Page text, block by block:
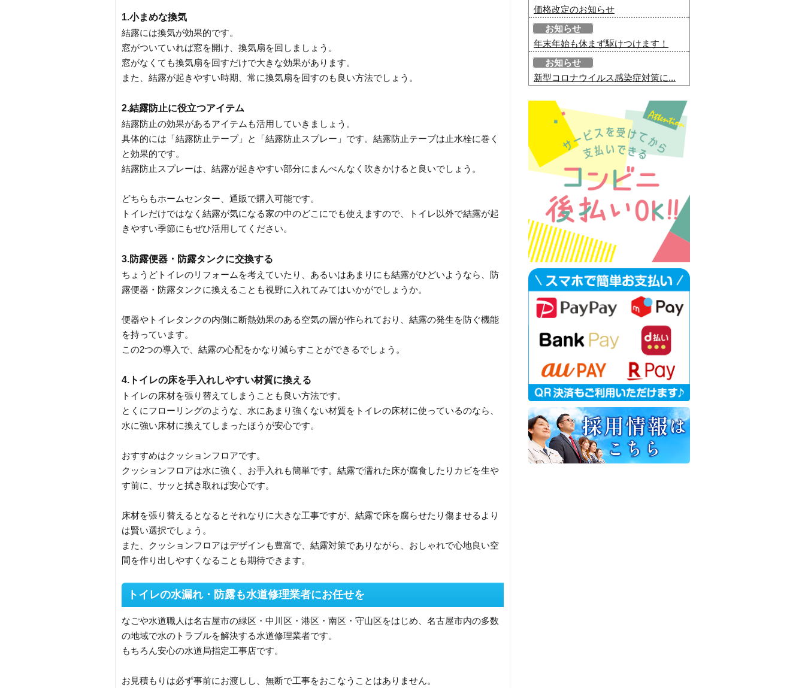
1.小まめな換気
結露には換気が効果的です。
窓がついていれば窓を開け、換気扇を回しましょう。
窓がなくても換気扇を回すだけで大きな効果があります。
また、結露が起きやすい時期、常に換気扇を回すのも良い方法でしょう。
2.結露防止に役立つアイテム
結露防止の効果があるアイテムも活用していきましょう。
具体的には「結露防止テープ」と「結露防止スプレー」です。結露防止テープは止水栓に巻く
と効果的です。
結露防止スプレーは、結露が起きやすい部分にまんべんなく吹きかけると良いでしょう。
どちらもホームセンター、通販で購入可能です。
トイレだけではなく結露が気になる家の中のどこにでも使えますので、トイレ以外で結露が起
きやすい季節にもぜひ活用してください。
3.防露便器・防露タンクに交換する
ちょうどトイレのリフォームを考えていたり、あるいはあまりにも結露がひどいようなら、防
露便器・防露タンクに換えることも視野に入れてみてはいかがでしょうか。
便器やトイレタンクの内側に断熱効果のある空気の層が作られており、結露の発生を防ぐ機能
を持っています。
この2つの導入で、結露の心配をかなり減らすことができるでしょう。
4.トイレの床を手入れしやすい材質に換える
トイレの床材を張り替えてしまうことも良い方法です。
とくにフローリングのような、水にあまり強くない材質をトイレの床材に使っているのなら、
水に強い床材に換えてしまったほうが安心です。
おすすめはクッションフロアです。
クッションフロアは水に強く、お手入れも簡単です。結露で濡れた床が腐食したりカビを生や
す前に、サッと拭き取れば安心です。
床材を張り替えるとなるとそれなりに大きな工事ですが、結露で床を腐らせたり傷ませるより
は賢い選択でしょう。
また、クッションフロアはデザインも豊富で、結露対策でありながら、おしゃれで心地良い空
間を作り出しやすくなることも期待できます。
トイレの水漏れ・防露も水道修理業者にお任せを
なごや水道職人は名古屋市の緑区・中川区・港区・南区・守山区をはじめ、名古屋市内の多数
の地域で水のトラブルを解決する水道修理業者です。
もちろん安心の水道局指定工事店です。
お見積もりは必ず事前にお渡しし、無断で工事をおこなうことはありません。
価格改定のお知らせ
お知らせ
年末年始も休まず駆けつけます！
お知らせ
新型コロナウイルス感染症対策に...